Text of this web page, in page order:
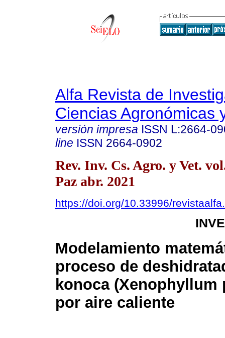
Alfa Revista de
Ciencias Agronómicas
versión impresa ISSN L:2664-
line ISSN 2664-0902
Rev. Inv. Cs. Agro. y Vet.
Paz abr. 2021
https://doi.org/10.33996/
Modelamiento
proceso de
konoca (Xenophyllum
por aire caliente